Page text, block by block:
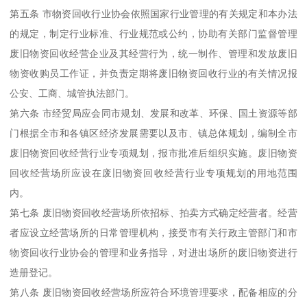
第五条 市物资回收行业协会依照国家行业管理的有关规定和本办法
的规定，制定行业标准、行业规范或公约，协助有关部门监督管理
废旧物资回收经营企业及其经营行为，统一制作、管理和发放废旧
物资收购员工作证，并负责定期将废旧物资回收行业的有关情况报
公安、工商、城管执法部门。
第六条 市经贸局应会同市规划、发展和改革、环保、国土资源等部
门根据全市和各镇区经济发展需要以及市、镇总体规划，编制全市
废旧物资回收经营行业专项规划，报市批准后组织实施。废旧物资
回收经营场所应设在废旧物资回收经营行业专项规划的用地范围
内。
第七条 废旧物资回收经营场所依招标、拍卖方式确定经营者。经营
者应设立经营场所的日常管理机构，接受市有关行政主管部门和市
物资回收行业协会的管理和业务指导，对进出场所的废旧物资进行
造册登记。
第八条 废旧物资回收经营场所应符合环境管理要求，配备相应的分